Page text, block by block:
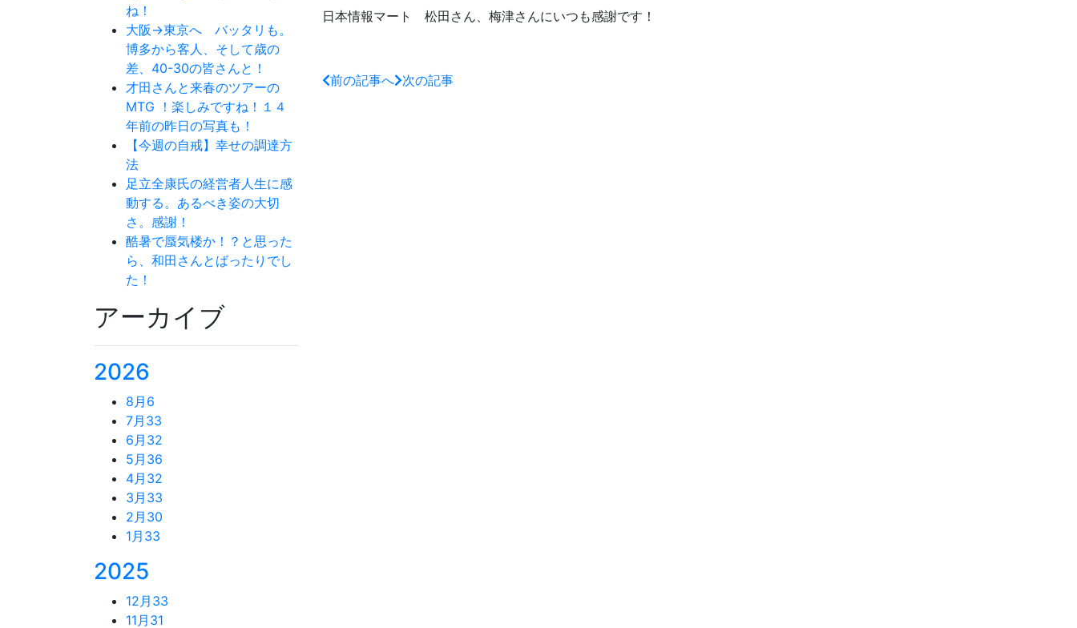
日本情報マート 松田さん、梅津さんにいつも感謝です！
前の記事へ 次の記事
ね！
大阪→東京へ バッタリも。
博多から客人、そして歳の
差、40-30の皆さんと！
才田さんと来春のツアーの
MTG ！楽しみですね！１４
年前の昨日の写真も！
【今週の自戒】幸せの調達方
法
足立全康氏の経営者人生に感
動する。あるべき姿の大切
さ。感謝！
酷暑で蜃気楼か！？と思った
ら、和田さんとばったりでし
た！
アーカイブ
2026
8月 6
7月 33
6月 32
5月 36
4月 32
3月 33
2月 30
1月 33
2025
12月 33
11月 31